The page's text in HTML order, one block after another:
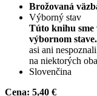
Brožovaná
Výborný stav
Túto knihu sme
výbornom stave.
asi ani
na niektorých
Slovenčina
Cena: 5,40 €